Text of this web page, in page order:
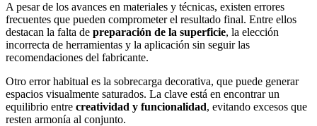
A pesar de los avances en materiales y técnicas, existen errores
frecuentes que pueden comprometer el resultado final. Entre ellos
destacan la falta de preparación de la superficie, la elección
incorrecta de herramientas y la aplicación sin seguir las
recomendaciones del fabricante.
Otro error habitual es la sobrecarga decorativa, que puede generar
espacios visualmente saturados. La clave está en encontrar un
equilibrio entre creatividad y funcionalidad, evitando excesos que
resten armonía al conjunto.